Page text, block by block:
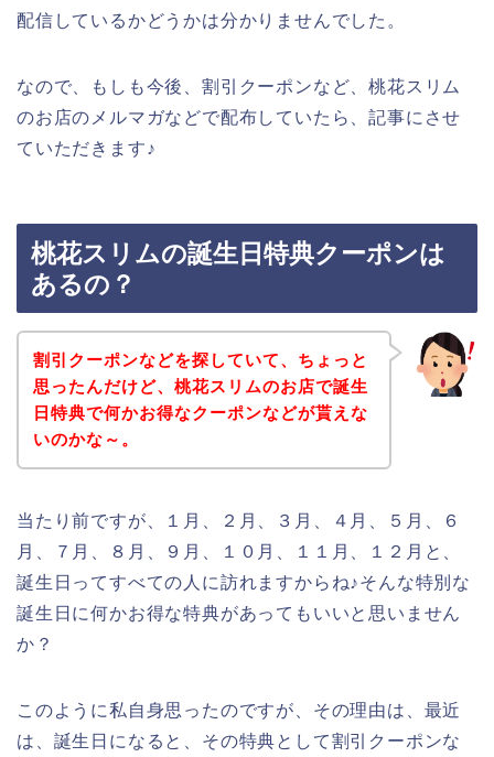
配信しているかどうかは分かりませんでした。
なので、もしも今後、割引クーポンなど、桃花スリム
のお店のメルマガなどで配布していたら、記事にさせ
ていただきます♪
桃花スリムの誕生日特典クーポンは
あるの？
割引クーポンなどを探していて、ちょっと
思ったんだけど、桃花スリムのお店で誕生
日特典で何かお得なクーポンなどが貰えな
いのかな～。
当たり前ですが、１月、２月、３月、４月、５月、６
月、７月、８月、９月、１０月、１１月、１２月と、
誕生日ってすべての人に訪れますからね♪そんな特別な
誕生日に何かお得な特典があってもいいと思いません
か？
このように私自身思ったのですが、その理由は、最近
は、誕生日になると、その特典として割引クーポンな